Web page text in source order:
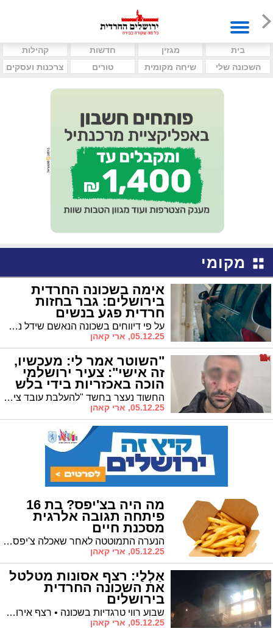
בית מגזין חדשות
קהילות
השכונה שלי
שיחה מקומית טורים צרכנות ועסקים
מקומי
אימה בשכונה החרדית
בירושלים: גבר בחזות
חרדית פגע בנשים
על פי דיווחים בשכונה הנאשם שידל נשים ונערות לעלות לרכבו • השומרים קוראים לנפגעות להעיד במשטרה, במוקד או בטופס מקוון
05.12.25, ארי קאהן
"השוטר אמר לי: מעכשיו,
זה אישי": צעיר ירושלמי
הוכה באכזריות בידי בלש
משטרתי החשוד נעצר בחשד "להעלבת עובד ציבור" • בית המשפט שחררו והורה להעביר את טענותיו למח״ש
05.12.25, ארי קאהן
מה היה בצ'יפס? בת 16
פיתחה תגובה אלרגית
מסכנת חיים
הנערה התמוטטה לאחר שאכלה צ'יפס ברחוב שרי ישראל • חובש איחוד הצלה הזריק לה אפיפן ומצבה התייצב
05.12.25, ארי קאהן
אַלְלַי: רצף אסונות מטלטל
את השכונה החרדית
בירושלים
שבוע רווי טרגדיות בשכונה • רצף אירועים קשים הותיר את התושבים בכאב ובקריאה לתפילה וקבלות טובות
05.12.25, ארי קאהן